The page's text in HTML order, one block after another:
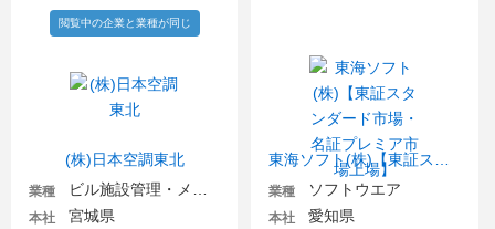
(株)日本空調東北
閲覧中の企業と業種が同じ
業種
本社 宮城県
業種 ソフトウエア
本社 愛知県